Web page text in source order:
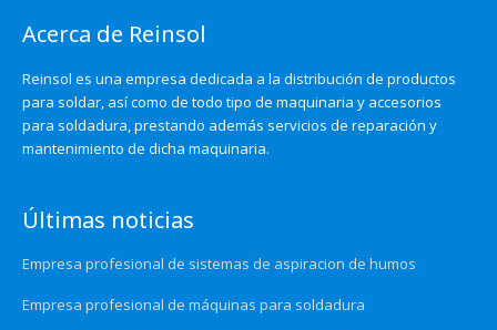
Acerca de Reinsol
Reinsol es una empresa dedicada a la distribución de productos
para soldar, así como de todo tipo de maquinaria y accesorios
para soldadura, prestando además servicios de reparación y
mantenimiento de dicha maquinaria.
Últimas noticias
Empresa profesional de sistemas de aspiracion de humos
Empresa profesional de máquinas para soldadura